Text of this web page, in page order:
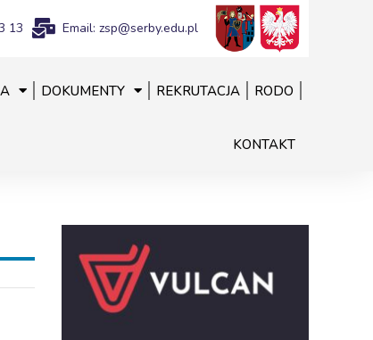
13 Email: zsp@serby.edu.pl
DOKUMENTY REKRUTACJA RODO
KONTAKT